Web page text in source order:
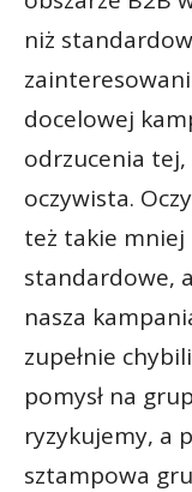
niż
docelowej
odrzucenia
oczywista.
też takie mniej
standardowe,
nasza
zupełnie
pomysł na
ryzykujemy, a
sztampowa